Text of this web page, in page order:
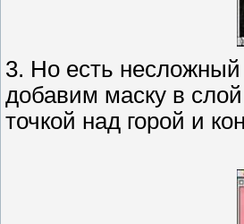
3. Но есть
добавим маску в
точкой над горой и